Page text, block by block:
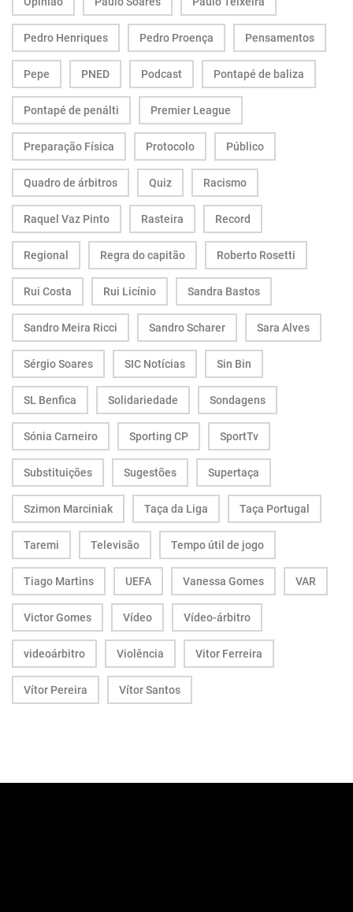
Pedro Henriques Pedro Proença Pensamentos
Pepe PNED Podcast Pontapé de baliza
Pontapé de penálti Premier League
Preparação Física Protocolo Público
Quadro de árbitros Quiz Racismo
Raquel Vaz Pinto Rasteira Record
Regional Regra do capitão Roberto Rosetti
Rui Costa Rui Licínio Sandra Bastos
Sandro Meira Ricci Sandro Scharer Sara Alves
Sérgio Soares SIC Notícias Sin Bin
SL Benfica Solidariedade Sondagens
Sónia Carneiro Sporting CP SportTv
Substituições Sugestões Supertaça
Szimon Marciniak Taça da Liga Taça Portugal
Taremi Televisão Tempo útil de jogo
Tiago Martins UEFA Vanessa Gomes VAR
Victor Gomes Vídeo Vídeo-árbitro
videoárbitro Violência Vitor Ferreira
Vítor Pereira Vítor Santos